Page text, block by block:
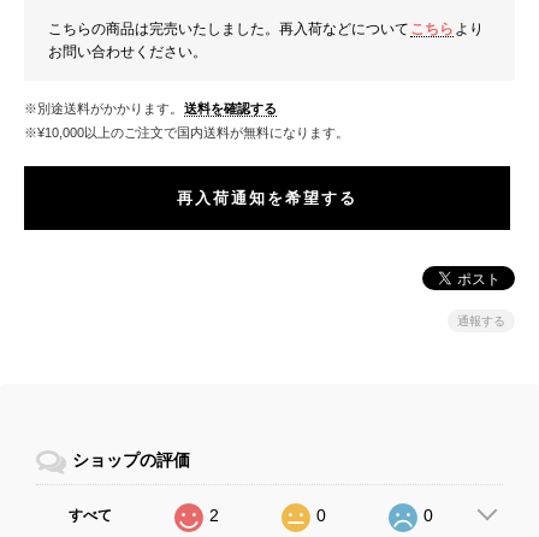
こちらの商品は完売いたしました。再入荷などについて こちら より
お問い合わせください。
※別途送料がかかります。 送料を確認する
※¥10,000以上のご注文で国内送料が無料になります。
再入荷通知を希望する
通報する
ショップの評価
すべて 2 0 0